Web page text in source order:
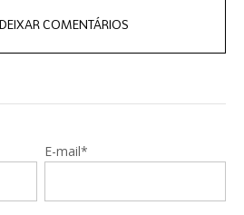
DEIXAR COMENTÁRIOS
E-mail*